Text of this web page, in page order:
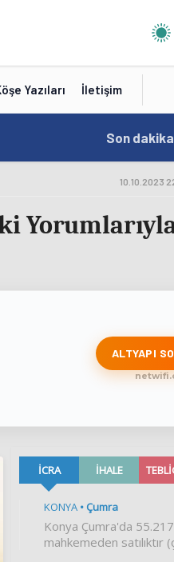
Yazıları İletişim
15:41 / Test
Son dakika
10.10.2023
ALTYAPI